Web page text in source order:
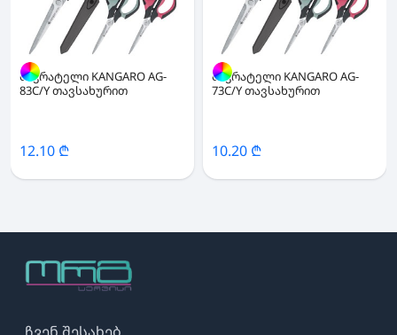
მაკრატელი KANGARO AG-
83C/Y თავსახურით
12.10 ₾
მაკრატელი KANGARO AG-
73C/Y თავსახურით
10.20 ₾